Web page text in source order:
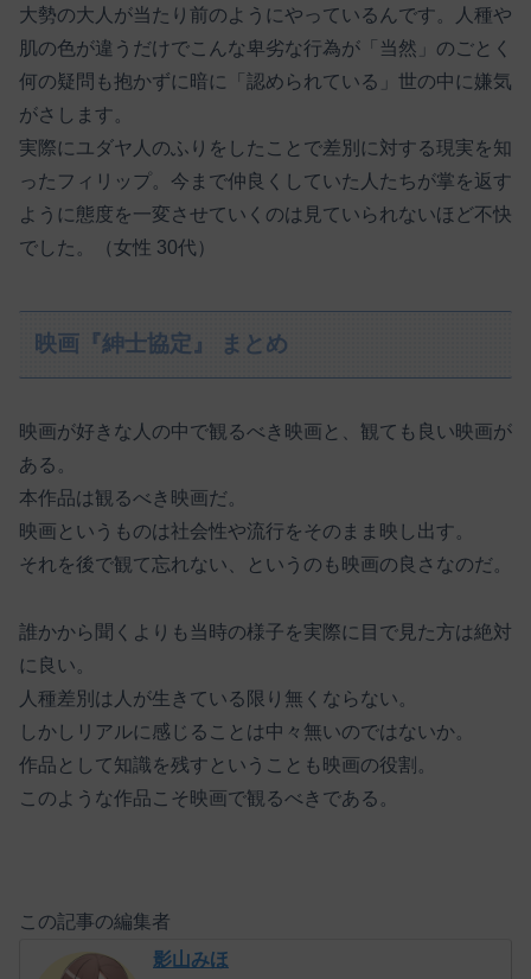
大勢の大人が当たり前のようにやっているんです。人種や
肌の色が違うだけでこんな卑劣な行為が「当然」のごとく
何の疑問も抱かずに暗に「認められている」世の中に嫌気
がさします。
実際にユダヤ人のふりをしたことで差別に対する現実を知
ったフィリップ。今まで仲良くしていた人たちが掌を返す
ように態度を一変させていくのは見ていられないほど不快
でした。（女性 30代）
映画『紳士協定』 まとめ
映画が好きな人の中で観るべき映画と、観ても良い映画が
ある。
本作品は観るべき映画だ。
映画というものは社会性や流行をそのまま映し出す。
それを後で観て忘れない、というのも映画の良さなのだ。
誰かから聞くよりも当時の様子を実際に目で見た方は絶対
に良い。
人種差別は人が生きている限り無くならない。
しかしリアルに感じることは中々無いのではないか。
作品として知識を残すということも映画の役割。
このような作品こそ映画で観るべきである。
この記事の編集者
影山みほ